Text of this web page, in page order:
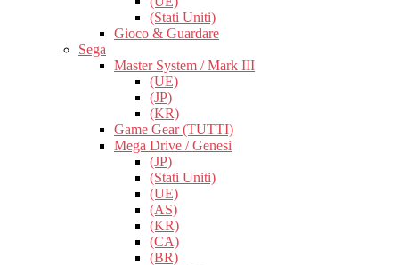
(Stati Uniti)
Gioco & Guardare
Sega
Master System / Mark III
(UE)
(JP)
(KR)
Game Gear (TUTTI)
Mega Drive / Genesi
(JP)
(Stati Uniti)
(UE)
(AS)
(KR)
(CA)
(BR)